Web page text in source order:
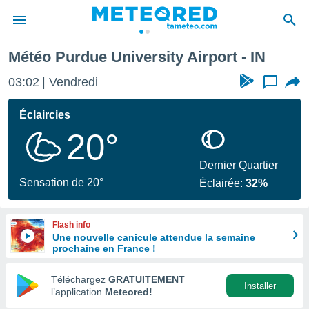
de
en
Météo Purdue University Airport - IN
03:02 Vendredi ...
Éclaircies
20°
Sensation de 20°
Dernier Quartier
Éclairée:32%
Flash info
Une nouvelle canicule attendue la semaine
prochaine en France !
Téléchargez GRATUITEMENT
l’application Meteored!
Installer